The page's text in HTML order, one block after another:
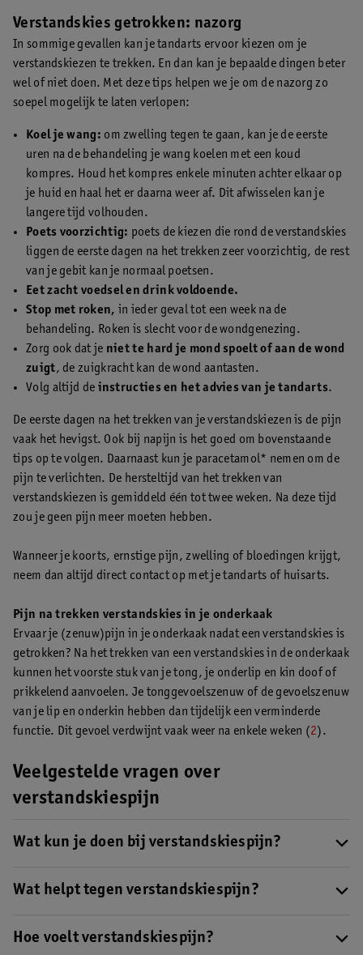
Verstandskies getrokken: nazorg
In sommige gevallen kan je tandarts ervoor kiezen om je
verstandskiezen te trekken. En dan kan je bepaalde dingen beter
wel of niet doen. Met deze tips helpen we je om de nazorg zo
soepel mogelijk te laten verlopen:
Koel je wang: om zwelling tegen te gaan, kan je de eerste
uren na de behandeling je wang koelen met een koud
kompres. Houd het kompres enkele minuten achter elkaar op
je huid en haal het er daarna weer af. Dit afwisselen kan je
langere tijd volhouden.
Poets voorzichtig: poets de kiezen die rond de verstandskies
liggen de eerste dagen na het trekken zeer voorzichtig, de rest
van je gebit kan je normaal poetsen.
Eet zacht voedsel en drink voldoende.
Stop met roken, in ieder geval tot een week na de
behandeling. Roken is slecht voor de wondgenezing.
Zorg ook dat je niet te hard je mond spoelt of aan de wond
zuigt, de zuigkracht kan de wond aantasten.
Volg altijd de instructies en het advies van je tandarts.
De eerste dagen na het trekken van je verstandskiezen is de pijn
vaak het hevigst. Ook bij napijn is het goed om bovenstaande
tips op te volgen. Daarnaast kun je paracetamol* nemen om de
pijn te verlichten. De hersteltijd van het trekken van
verstandskiezen is gemiddeld één tot twee weken. Na deze tijd
zou je geen pijn meer moeten hebben.
Wanneer je koorts, ernstige pijn, zwelling of bloedingen krijgt,
neem dan altijd direct contact op met je tandarts of huisarts.
Pijn na trekken verstandskies in je onderkaak
Ervaar je (zenuw)pijn in je onderkaak nadat een verstandskies is
getrokken? Na het trekken van een verstandskies in de onderkaak
kunnen het voorste stuk van je tong, je onderlip en kin doof of
prikkelend aanvoelen. Je tonggevoelszenuw of de gevoelszenuw
van je lip en onderkin hebben dan tijdelijk een verminderde
functie. Dit gevoel verdwijnt vaak weer na enkele weken (2).
Veelgestelde vragen over
verstandskiespijn
Wat kun je doen bij verstandskiespijn?
over. De pijn kan worden veroorzaakt door het doorkomen van je
Houdt de pijn aan of wordt hij erger? Neem dan altijd contact op
Wat helpt tegen verstandskiespijn?
van de pijn. Wordt de pijn veroorzaakt door een ontsteking of
Hoe voelt verstandskiespijn?